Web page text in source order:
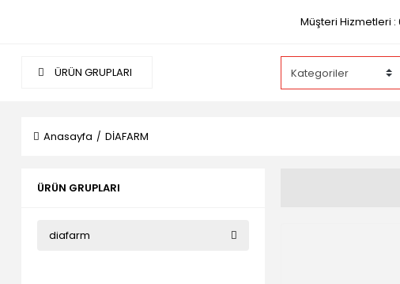
Müşteri Hizmetleri :
ÜRÜN GRUPLARI
Anasayfa DİAFARM
ÜRÜN GRUPLARI
diafarm